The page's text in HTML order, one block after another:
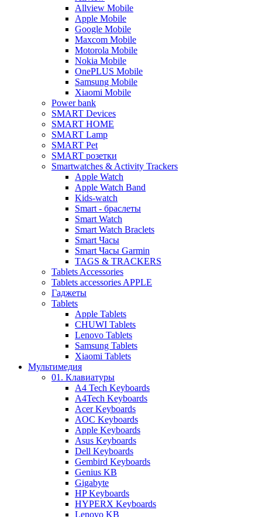
Allview Mobile
Apple Mobile
Google Mobile
Maxcom Mobile
Motorola Mobile
Nokia Mobile
OnePLUS Mobile
Samsung Mobile
Xiaomi Mobile
Power bank
SMART Devices
SMART HOME
SMART Lamp
SMART Pet
SMART розетки
Smartwatches & Activity Trackers
Apple Watch
Apple Watch Band
Kids-watch
Smart - браслеты
Smart Watch
Smart Watch Braclets
Smart Часы
Smart Часы Garmin
TAGS & TRACKERS
Tablets Accessories
Tablets accessories APPLE
Гаджеты
Tablets
Apple Tablets
CHUWI Tablets
Lenovo Tablets
Samsung Tablets
Xiaomi Tablets
Мультимедия
01. Клавиатуры
A4 Tech Keyboards
A4Tech Keyboards
Acer Keyboards
AOC Keyboards
Apple Keyboards
Asus Keyboards
Dell Keyboards
Gembird Keyboards
Genius KB
Gigabyte
HP Keyboards
HYPERX Keyboards
Lenovo KB